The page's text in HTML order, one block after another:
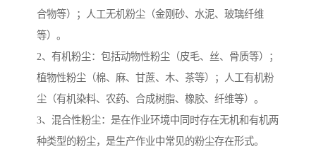
合物等）；人工无机粉尘（金刚砂、水泥、玻璃纤维
等）。
2、有机粉尘：包括动物性粉尘（皮毛、丝、骨质等）；
植物性粉尘（棉、麻、甘蔗、木、茶等）；人工有机粉
尘（有机染料、农药、合成树脂、橡胶、纤维等）。
3、混合性粉尘：是在作业环境中同时存在无机和有机两
种类型的粉尘，是生产作业中常见的粉尘存在形式。